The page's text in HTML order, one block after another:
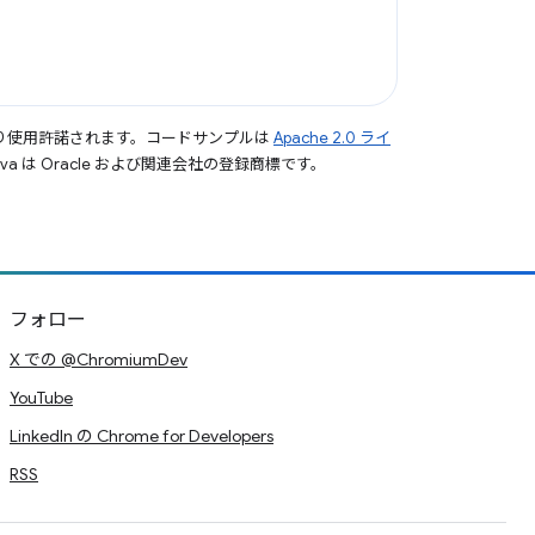
使用許諾されます。コードサンプルは Apache 2.0 ライ
は Oracle および関連会社の登録商標です。
フォロー
X での @ChromiumDev
YouTube
LinkedIn の Chrome for Developers
RSS